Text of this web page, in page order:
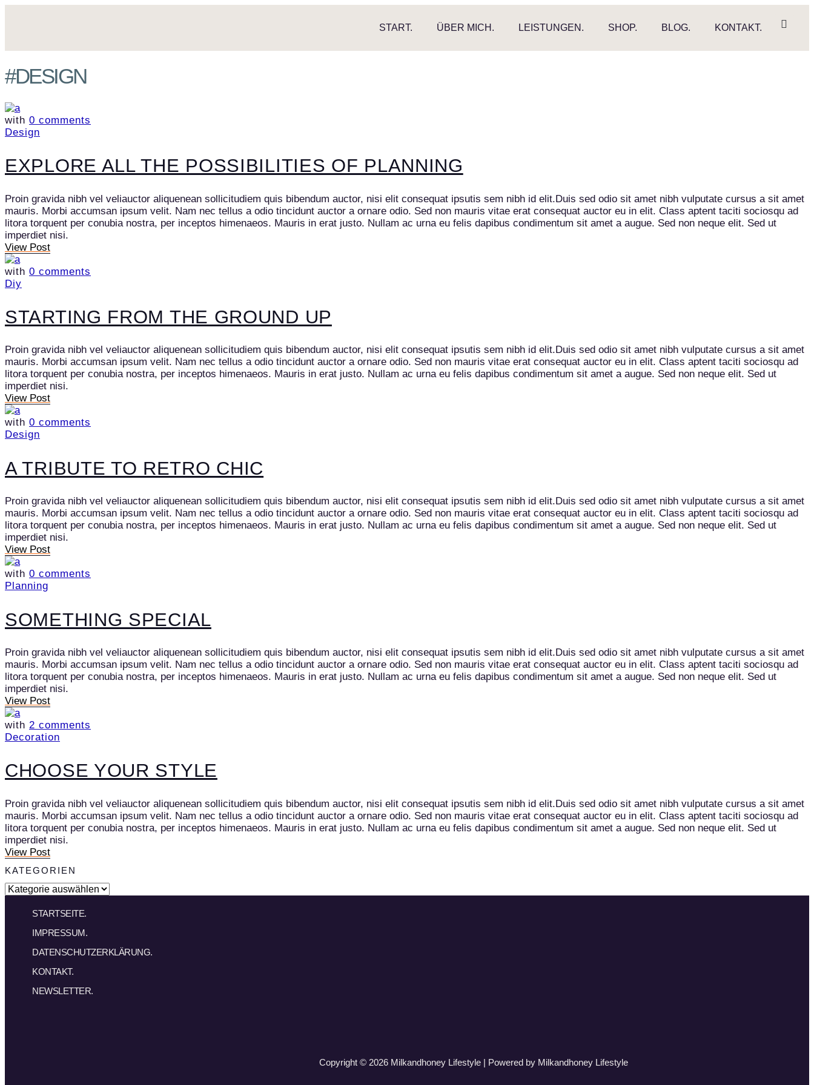
START. ÜBER MICH. LEISTUNGEN. SHOP. BLOG. KONTAKT.
#DESIGN
with 0 comments
Design
EXPLORE ALL THE POSSIBILITIES OF PLANNING
Proin gravida nibh vel veliauctor aliquenean sollicitudiem quis bibendum auctor, nisi elit consequat ipsutis sem nibh id elit.Duis sed odio sit amet nibh vulputate cursus a sit amet
mauris. Morbi accumsan ipsum velit. Nam nec tellus a odio tincidunt auctor a ornare odio. Sed non mauris vitae erat consequat auctor eu in elit. Class aptent taciti sociosqu ad
litora torquent per conubia nostra, per inceptos himenaeos. Mauris in erat justo. Nullam ac urna eu felis dapibus condimentum sit amet a augue. Sed non neque elit. Sed ut
imperdiet nisi.
View Post
with 0 comments
Diy
STARTING FROM THE GROUND UP
Proin gravida nibh vel veliauctor aliquenean sollicitudiem quis bibendum auctor, nisi elit consequat ipsutis sem nibh id elit.Duis sed odio sit amet nibh vulputate cursus a sit amet
mauris. Morbi accumsan ipsum velit. Nam nec tellus a odio tincidunt auctor a ornare odio. Sed non mauris vitae erat consequat auctor eu in elit. Class aptent taciti sociosqu ad
litora torquent per conubia nostra, per inceptos himenaeos. Mauris in erat justo. Nullam ac urna eu felis dapibus condimentum sit amet a augue. Sed non neque elit. Sed ut
imperdiet nisi.
View Post
with 0 comments
Design
A TRIBUTE TO RETRO CHIC
Proin gravida nibh vel veliauctor aliquenean sollicitudiem quis bibendum auctor, nisi elit consequat ipsutis sem nibh id elit.Duis sed odio sit amet nibh vulputate cursus a sit amet
mauris. Morbi accumsan ipsum velit. Nam nec tellus a odio tincidunt auctor a ornare odio. Sed non mauris vitae erat consequat auctor eu in elit. Class aptent taciti sociosqu ad
litora torquent per conubia nostra, per inceptos himenaeos. Mauris in erat justo. Nullam ac urna eu felis dapibus condimentum sit amet a augue. Sed non neque elit. Sed ut
imperdiet nisi.
View Post
with 0 comments
Planning
SOMETHING SPECIAL
Proin gravida nibh vel veliauctor aliquenean sollicitudiem quis bibendum auctor, nisi elit consequat ipsutis sem nibh id elit.Duis sed odio sit amet nibh vulputate cursus a sit amet
mauris. Morbi accumsan ipsum velit. Nam nec tellus a odio tincidunt auctor a ornare odio. Sed non mauris vitae erat consequat auctor eu in elit. Class aptent taciti sociosqu ad
litora torquent per conubia nostra, per inceptos himenaeos. Mauris in erat justo. Nullam ac urna eu felis dapibus condimentum sit amet a augue. Sed non neque elit. Sed ut
imperdiet nisi.
View Post
with 2 comments
Decoration
CHOOSE YOUR STYLE
Proin gravida nibh vel veliauctor aliquenean sollicitudiem quis bibendum auctor, nisi elit consequat ipsutis sem nibh id elit.Duis sed odio sit amet nibh vulputate cursus a sit amet
mauris. Morbi accumsan ipsum velit. Nam nec tellus a odio tincidunt auctor a ornare odio. Sed non mauris vitae erat consequat auctor eu in elit. Class aptent taciti sociosqu ad
litora torquent per conubia nostra, per inceptos himenaeos. Mauris in erat justo. Nullam ac urna eu felis dapibus condimentum sit amet a augue. Sed non neque elit. Sed ut
imperdiet nisi.
View Post
KATEGORIEN
STARTSEITE.
IMPRESSUM.
DATENSCHUTZERKLÄRUNG.
KONTAKT.
NEWSLETTER.
Copyright © 2026 Milkandhoney Lifestyle | Powered by Milkandhoney Lifestyle